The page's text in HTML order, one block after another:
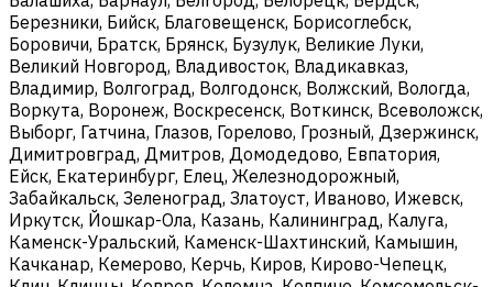
Березники, Бийск, Благовещенск, Борисоглебск,
Боровичи, Братск, Брянск, Бузулук, Великие Луки,
Великий Новгород, Владивосток, Владикавказ,
Владимир, Волгоград, Волгодонск, Волжский, Вологда,
Воркута, Воронеж, Воскресенск, Воткинск, Всеволожск,
Выборг, Гатчина, Глазов, Горелово, Грозный, Дзержинск,
Димитровград, Дмитров, Домодедово, Евпатория,
Ейск, Екатеринбург, Елец, Железнодорожный,
Забайкальск, Зеленоград, Златоуст, Иваново, Ижевск,
Иркутск, Йошкар-Ола, Казань, Калининград, Калуга,
Каменск-Уральский, Каменск-Шахтинский, Камышин,
Качканар, Кемерово, Керчь, Киров, Кирово-Чепецк,